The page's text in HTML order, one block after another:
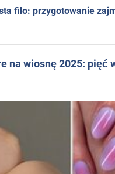
filo: przygotowanie
na wiosnę 2025: pięć